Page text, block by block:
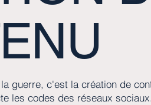
guerre, c'est la création de
les codes des réseaux sociaux.